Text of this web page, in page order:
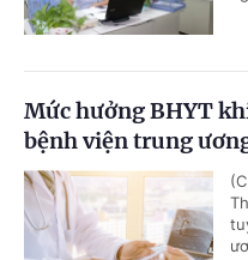
Mức hưởng BHYT
bệnh viện trung